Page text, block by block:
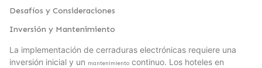
Desafíos y Consideraciones
Inversión y Mantenimiento
La implementación de cerraduras electrónicas requiere una
inversión inicial y un mantenimiento continuo. Los hoteles en